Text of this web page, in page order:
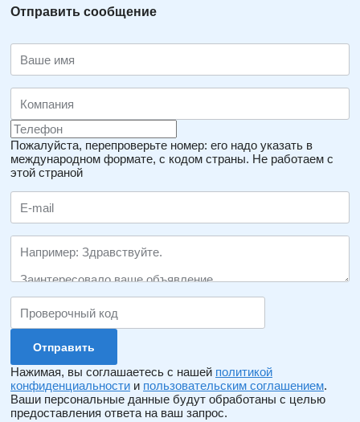
Отправить сообщение
Пожалуйста, перепроверьте номер: его надо указать в
международном формате, с кодом страны. Не работаем с
этой страной
Нажимая, вы соглашаетесь с нашей политикой
конфиденциальности и пользовательским соглашением.
Ваши персональные данные будут обработаны с целью
предоставления ответа на ваш запрос.